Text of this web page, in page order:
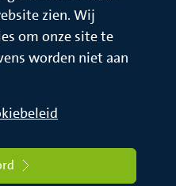
zien. Wij
om onze site te
worden niet aan